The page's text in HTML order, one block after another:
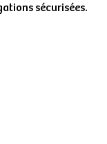
sécurisées.